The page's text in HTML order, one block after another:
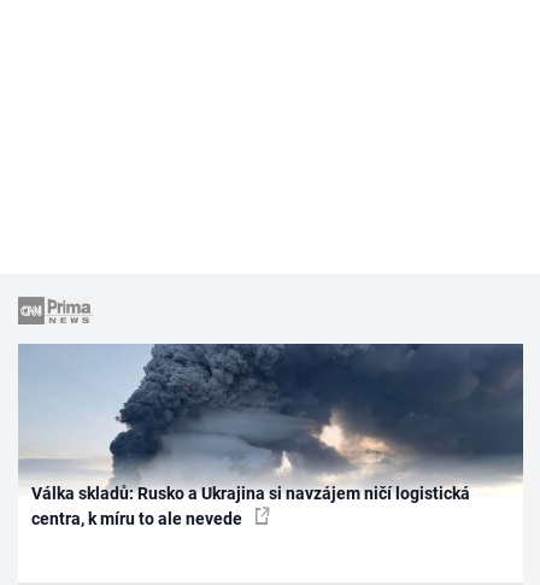
Válka skladů: Rusko a Ukrajina si navzájem ničí logistická
centra, k míru to ale nevede